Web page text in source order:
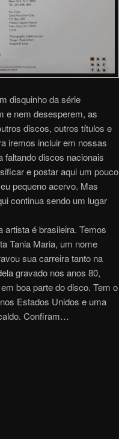
disquinho da série
e nem desesperem, as
discos, outros títulos e
iremos incluir em nossas
faltando discos nacionais
e postar aqui um pouco
pequeno acervo. Mas
continua sendo um lugar
é brasileira. Temos
Tania Maria, um nome
sua carreira tanto na
gravado nos anos 80,
boa parte do disco. Tem o
Estados Unidos e uma
Confiram…